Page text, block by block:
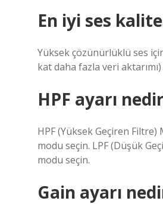
En iyi ses
Yüksek çözünürlüklü ses
kat daha fazla veri
HPF ayarı
HPF (Yüksek Geçiren
modu seçin. LPF (Düşük
modu seçin.
Gain ayarı